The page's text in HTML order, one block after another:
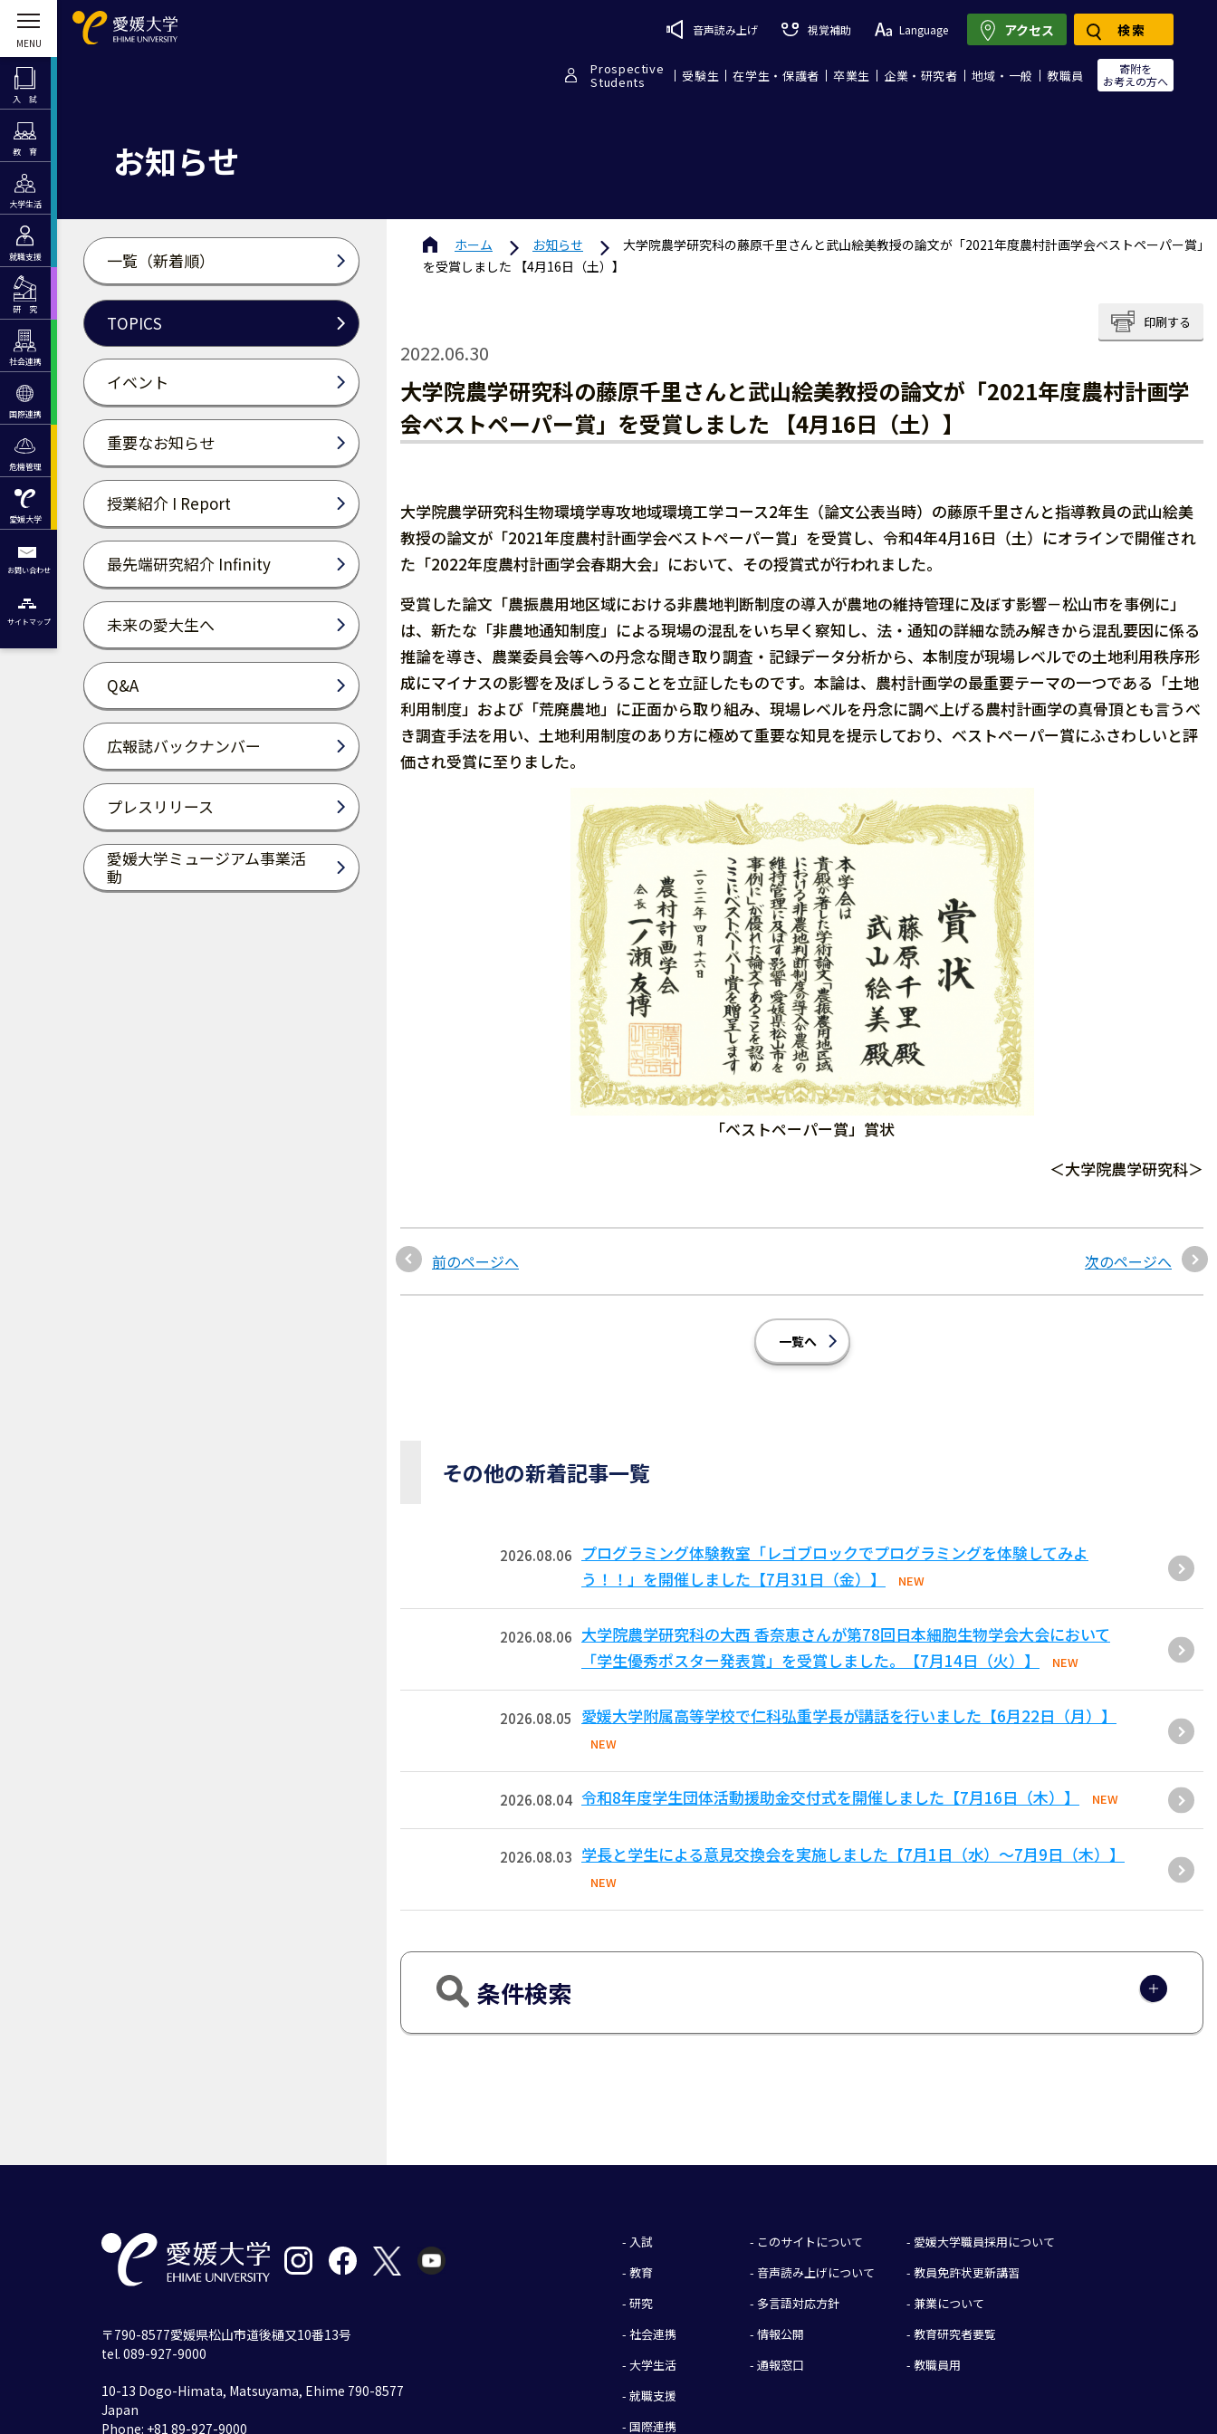
入 試
教 育
大学生活
就職支援
研 究
社会連携
国際連携
危機管理
愛媛大学
お問い合わせ
サイトマップ
音声読み上げ 視覚補助 Language
Prospective
Students 受験生 在学生・保護者 卒業生 企業・研究者 地域・一般 教職員
寄附を
お考えの方へ
アクセス 検索
お知らせ
一覧（新着順）
TOPICS
イベント
重要なお知らせ
授業紹介 I Report
最先端研究紹介 Infinity
未来の愛大生へ
Q&A
広報誌バックナンバー
プレスリリース
愛媛大学ミュージアム事業活
動
ホーム お知らせ
大学院農学研究科の藤原千里さんと武山絵美教授の論文が「2021年度農村計画学会ベストペーパー賞」
を受賞しました 【4月16日（土）】
印刷する
2022.06.30
大学院農学研究科の藤原千里さんと武山絵美教授の論文が「2021年度農村計画学
会ベストペーパー賞」を受賞しました 【4月16日（土）】
大学院農学研究科生物環境学専攻地域環境工学コース2年生（論文公表当時）の藤原千里さんと指導教員の武山絵美
教授の論文が「2021年度農村計画学会ベストペーパー賞」を受賞し、令和4年4月16日（土）にオラインで開催され
た「2022年度農村計画学会春期大会」において、その授賞式が行われました。
受賞した論文「農振農用地区域における非農地判断制度の導入が農地の維持管理に及ぼす影響－松山市を事例に」
は、新たな「非農地通知制度」による現場の混乱をいち早く察知し、法・通知の詳細な読み解きから混乱要因に係る
推論を導き、農業委員会等への丹念な聞き取り調査・記録データ分析から、本制度が現場レベルでの土地利用秩序形
成にマイナスの影響を及ぼしうることを立証したものです。本論は、農村計画学の最重要テーマの一つである「土地
利用制度」および「荒廃農地」に正面から取り組み、現場レベルを丹念に調べ上げる農村計画学の真骨頂とも言うべ
き調査手法を用い、土地利用制度のあり方に極めて重要な知見を提示しており、ベストペーパー賞にふさわしいと評
価され受賞に至りました。
「ベストペーパー賞」賞状
＜大学院農学研究科＞
前のページへ 次のページへ
一覧へ
その他の新着記事一覧
2026.08.06
プログラミング体験教室「レゴブロックでプログラミングを体験してみよ
う！！」を開催しました【7月31日（金）】
NEW
2026.08.06 大学院農学研究科の大西 香奈恵さんが第78回日本細胞生物学会大会において
「学生優秀ポスター発表賞」を受賞しました。【7月14日（火）】
NEW
2026.08.05 愛媛大学附属高等学校で仁科弘重学長が講話を行いました【6月22日（月）】
NEW
2026.08.04 令和8年度学生団体活動援助金交付式を開催しました【7月16日（木）】 NEW
2026.08.03 学長と学生による意見交換会を実施しました【7月1日（水）～7月9日（木）】
NEW
条件検索
- 入試
- 教育
- 研究
- 社会連携
- 大学生活
- 就職支援
- 国際連携
- このサイトについて
- 音声読み上げについて
- 多言語対応方針
- 情報公開
- 通報窓口
- 愛媛大学職員採用について
- 教員免許状更新講習
- 兼業について
- 教育研究者要覧
- 教職員用
〒790-8577愛媛県松山市道後樋又10番13号
tel. 089-927-9000
10-13 Dogo-Himata, Matsuyama, Ehime 790-8577
Japan
Phone: +81 89-927-9000